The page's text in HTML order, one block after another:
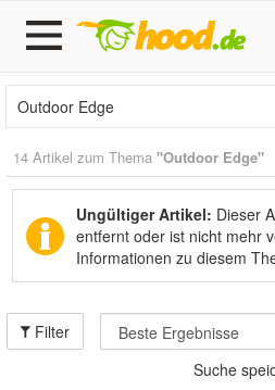
14 Artikel zum Thema "Outdoor Edge"
Ungültiger Artikel: Dieser
entfernt oder ist nicht mehr
Informationen zu diesem
Filter
Suche